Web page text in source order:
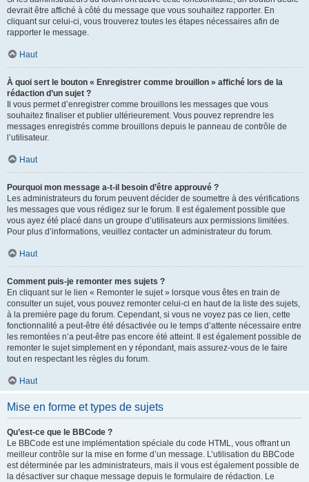
devrait être affiché à côté du message que vous souhaitez rapporter. En
cliquant sur celui-ci, vous trouverez toutes les étapes nécessaires afin de
rapporter le message.
Haut
À quoi sert le bouton « Enregistrer comme brouillon » affiché lors de la
rédaction d’un sujet ?
Il vous permet d’enregistrer comme brouillons les messages que vous
souhaitez finaliser et publier ultérieurement. Vous pouvez reprendre les
messages enregistrés comme brouillons depuis le panneau de contrôle de
l’utilisateur.
Haut
Pourquoi mon message a-t-il besoin d’être approuvé ?
Les administrateurs du forum peuvent décider de soumettre à des vérifications
les messages que vous rédigez sur le forum. Il est également possible que
vous ayez été placé dans un groupe d’utilisateurs aux permissions limitées.
Pour plus d’informations, veuillez contacter un administrateur du forum.
Haut
Comment puis-je remonter mes sujets ?
En cliquant sur le lien « Remonter le sujet » lorsque vous êtes en train de
consulter un sujet, vous pouvez remonter celui-ci en haut de la liste des sujets,
à la première page du forum. Cependant, si vous ne voyez pas ce lien, cette
fonctionnalité a peut-être été désactivée ou le temps d’attente nécessaire entre
les remontées n’a peut-être pas encore été atteint. Il est également possible de
remonter le sujet simplement en y répondant, mais assurez-vous de le faire
tout en respectant les règles du forum.
Haut
Mise en forme et types de sujets
Qu’est-ce que le BBCode ?
Le BBCode est une implémentation spéciale du code HTML, vous offrant un
meilleur contrôle sur la mise en forme d’un message. L’utilisation du BBCode
est déterminée par les administrateurs, mais il vous est également possible de
la désactiver sur chaque message depuis le formulaire de rédaction. Le